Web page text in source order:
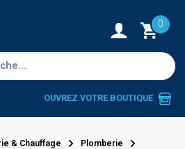
0
OUVREZ VOTRE BOUTIQUE
& Chauffage
Plomberie